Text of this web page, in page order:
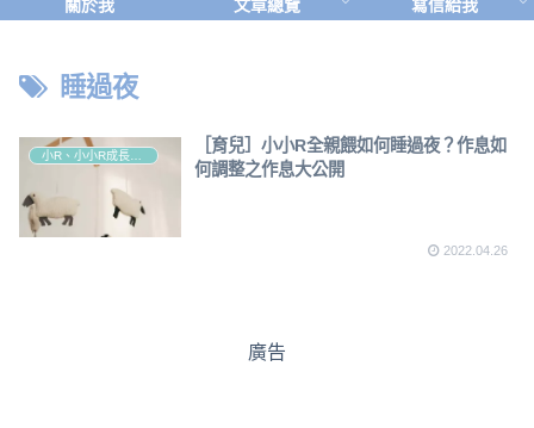
關於我 文章總覽 寫信給我
睡過夜
［育兒］小小R全親餵如何睡過夜？作息如
何調整之作息大公開
2022.04.26
廣告